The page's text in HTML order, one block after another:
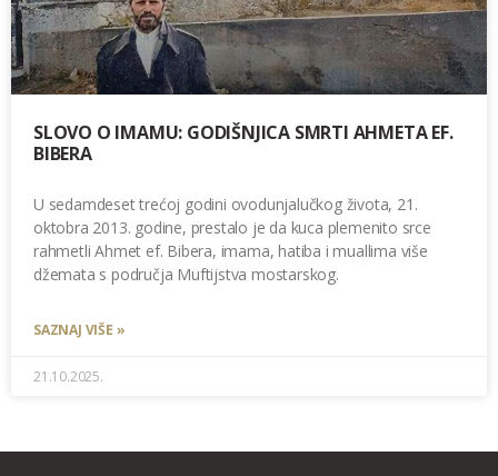
SLOVO O IMAMU: GODIŠNJICA SMRTI AHMETA EF.
BIBERA
U sedamdeset trećoj godini ovodunjalučkog života, 21.
oktobra 2013. godine, prestalo je da kuca plemenito srce
rahmetli Ahmet ef. Bibera, imama, hatiba i muallima više
džemata s područja Muftijstva mostarskog.
SAZNAJ VIŠE »
21.10.2025.